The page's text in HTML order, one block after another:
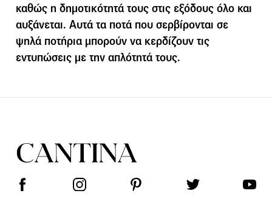
καθώς η δημοτικότητά τους στις εξόδους όλο και
αυξάνεται. Αυτά τα ποτά που σερβίρονται σε
ψηλά ποτήρια μπορούν να κερδίζουν τις
εντυπώσεις με την απλότητά τους.